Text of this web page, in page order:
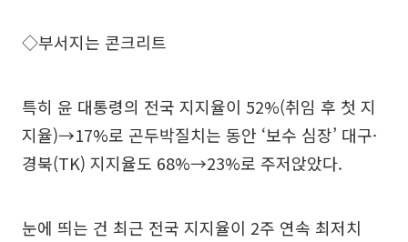
◇부서지는 콘크리트
특히 윤 대통령의 전국 지지율이 52%(취임 후 첫 지
지율)→17%로 곤두박질치는 동안 ‘보수 심장’ 대구·
경북(TK) 지지율도 68%→23%로 주저앉았다.
눈에 띄는 건 최근 전국 지지율이 2주 연속 최저치